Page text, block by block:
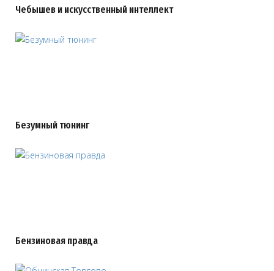
Чебышев и искусственный интеллект
Безумный тюнинг
Бензиновая правда